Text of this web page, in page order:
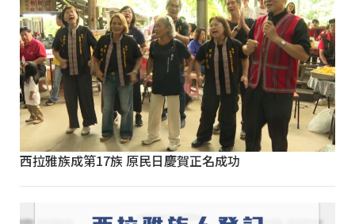
西拉雅族成第17族 原民日慶賀正名成功